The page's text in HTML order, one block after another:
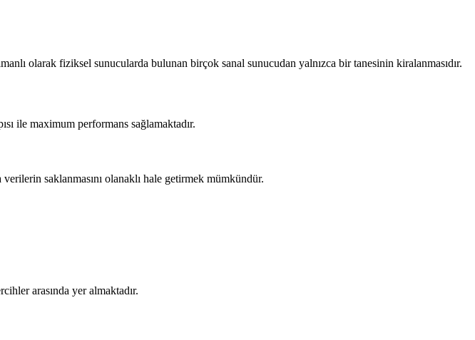
olarak fiziksel sunucularda bulunan birçok sanal sunucudan yalnızca bir tanesinin kiralanmasıdır.
ile maximum performans sağlamaktadır.
saklanmasını olanaklı hale getirmek mümkündür.
arasında yer almaktadır.